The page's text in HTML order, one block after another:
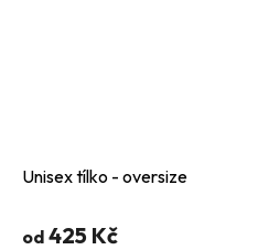
Unisex tílko - oversize
od 425 Kč